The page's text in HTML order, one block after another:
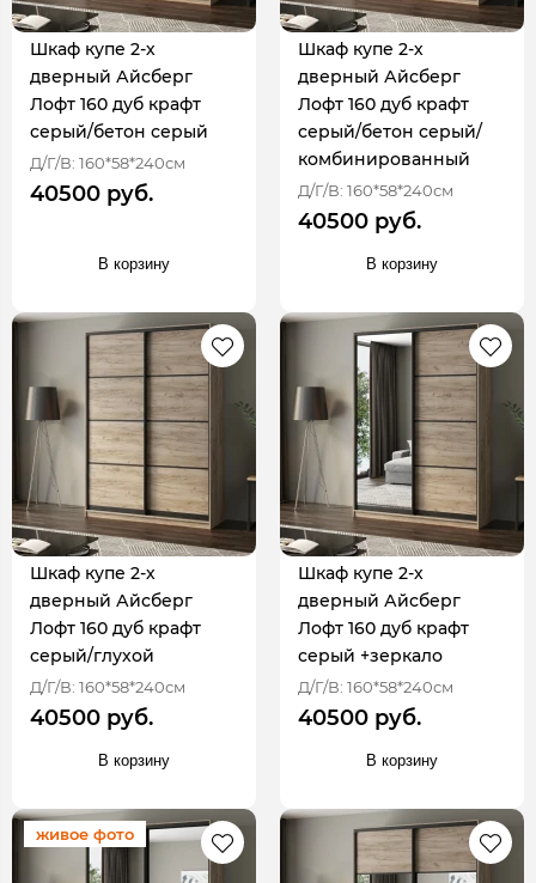
Шкаф купе 2-х
дверный Айсберг
Лофт 160 дуб крафт
серый/бетон серый
Д/Г/В: 160*58*240см
40500 руб.
В корзину
Шкаф купе 2-х
дверный Айсберг
Лофт 160 дуб крафт
серый/бетон серый/
комбинированный
Д/Г/В: 160*58*240см
40500 руб.
В корзину
Шкаф купе 2-х
дверный Айсберг
Лофт 160 дуб крафт
серый/глухой
Д/Г/В: 160*58*240см
40500 руб.
В корзину
Шкаф купе 2-х
дверный Айсберг
Лофт 160 дуб крафт
серый +зеркало
Д/Г/В: 160*58*240см
40500 руб.
В корзину
живое фото